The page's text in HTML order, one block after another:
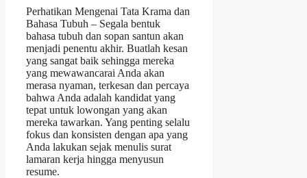
Perhatikan Mengenai Tata Krama dan
Bahasa Tubuh – Segala bentuk
bahasa tubuh dan sopan santun akan
menjadi penentu akhir. Buatlah kesan
yang sangat baik sehingga mereka
yang mewawancarai Anda akan
merasa nyaman, terkesan dan percaya
bahwa Anda adalah kandidat yang
tepat untuk lowongan yang akan
mereka tawarkan. Yang penting selalu
fokus dan konsisten dengan apa yang
Anda lakukan sejak menulis surat
lamaran kerja hingga menyusun
resume.